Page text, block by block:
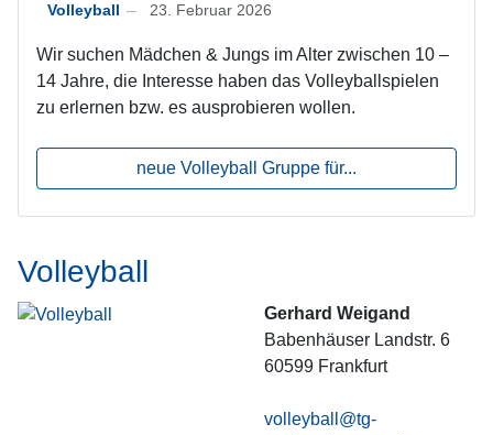
Volleyball 23. Februar 2026
Wir suchen Mädchen & Jungs im Alter zwischen 10 –
14 Jahre, die Interesse haben das Volleyballspielen
zu erlernen bzw. es ausprobieren wollen.
neue Volleyball Gruppe für...
Volleyball
Gerhard Weigand
Babenhäuser Landstr. 6
60599 Frankfurt
volleyball@tg-